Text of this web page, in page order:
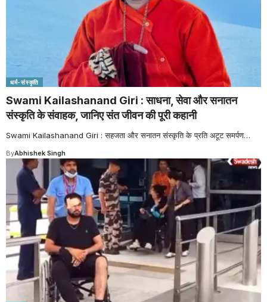
धर्म-संस्कृति
Swami Kailashanand Giri : साधना, सेवा और सनातन
संस्कृति के संवाहक, जानिए संत जीवन की पूरी कहानी
Swami Kailashanand Giri : सहजता और सनातन संस्कृति के प्रति अटूट समर्पण…
ByAbhishek Singh